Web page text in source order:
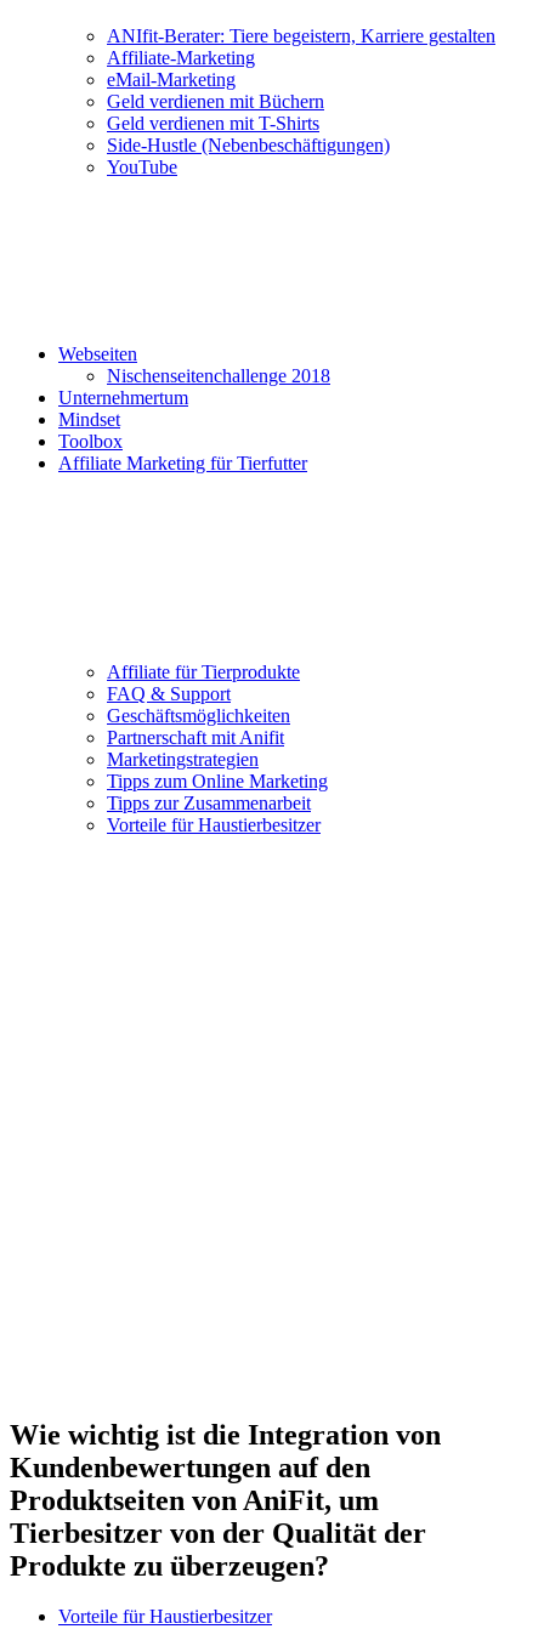
ANIfit-Berater: Tiere begeistern, Karriere gestalten
Affiliate-Marketing
eMail-Marketing
Geld verdienen mit Büchern
Geld verdienen mit T-Shirts
Side-Hustle (Nebenbeschäftigungen)
YouTube
Webseiten
Nischenseitenchallenge 2018
Unternehmertum
Mindset
Toolbox
Affiliate Marketing für Tierfutter
Affiliate für Tierprodukte
FAQ & Support
Geschäftsmöglichkeiten
Partnerschaft mit Anifit
Marketingstrategien
Tipps zum Online Marketing
Tipps zur Zusammenarbeit
Vorteile für Haustierbesitzer
Wie wichtig ist die Integration von
Kundenbewertungen auf den
Produktseiten von AniFit, um
Tierbesitzer von der Qualität der
Produkte zu überzeugen?
Vorteile für Haustierbesitzer